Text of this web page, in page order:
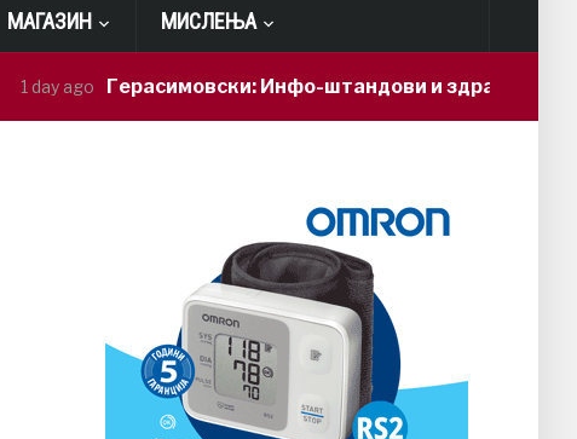
МАГАЗИН МИСЛЕЊА
Герасимовски: Инфо-штандови и здравствени